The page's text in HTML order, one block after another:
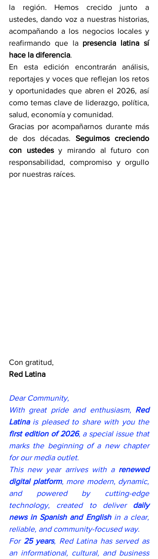
la región. Hemos crecido junto a
ustedes, dando voz a nuestras historias,
acompañando a los negocios locales y
reafirmando que la presencia latina sí
hace la diferencia.
En esta edición encontrarán análisis,
reportajes y voces que reflejan los retos
y oportunidades que abren el 2026, así
como temas clave de liderazgo, política,
salud, economía y comunidad.
Gracias por acompañarnos durante más
de dos décadas. Seguimos creciendo
con ustedes y mirando al futuro con
responsabilidad, compromiso y orgullo
por nuestras raíces.
Con gratitud,
Red Latina
Dear Community,
With great pride and enthusiasm, Red
Latina
is pleased to share with you the
first edition of 2026, a special issue that
marks the beginning of a new chapter
for our media outlet.
This new year arrives with a renewed
digital platform, more modern, dynamic,
and powered by cutting-edge
technology, created to deliver daily
news in Spanish and English in a clear,
reliable, and community-focused way.
For 25 years, Red Latina has served as
an informational, cultural, and business